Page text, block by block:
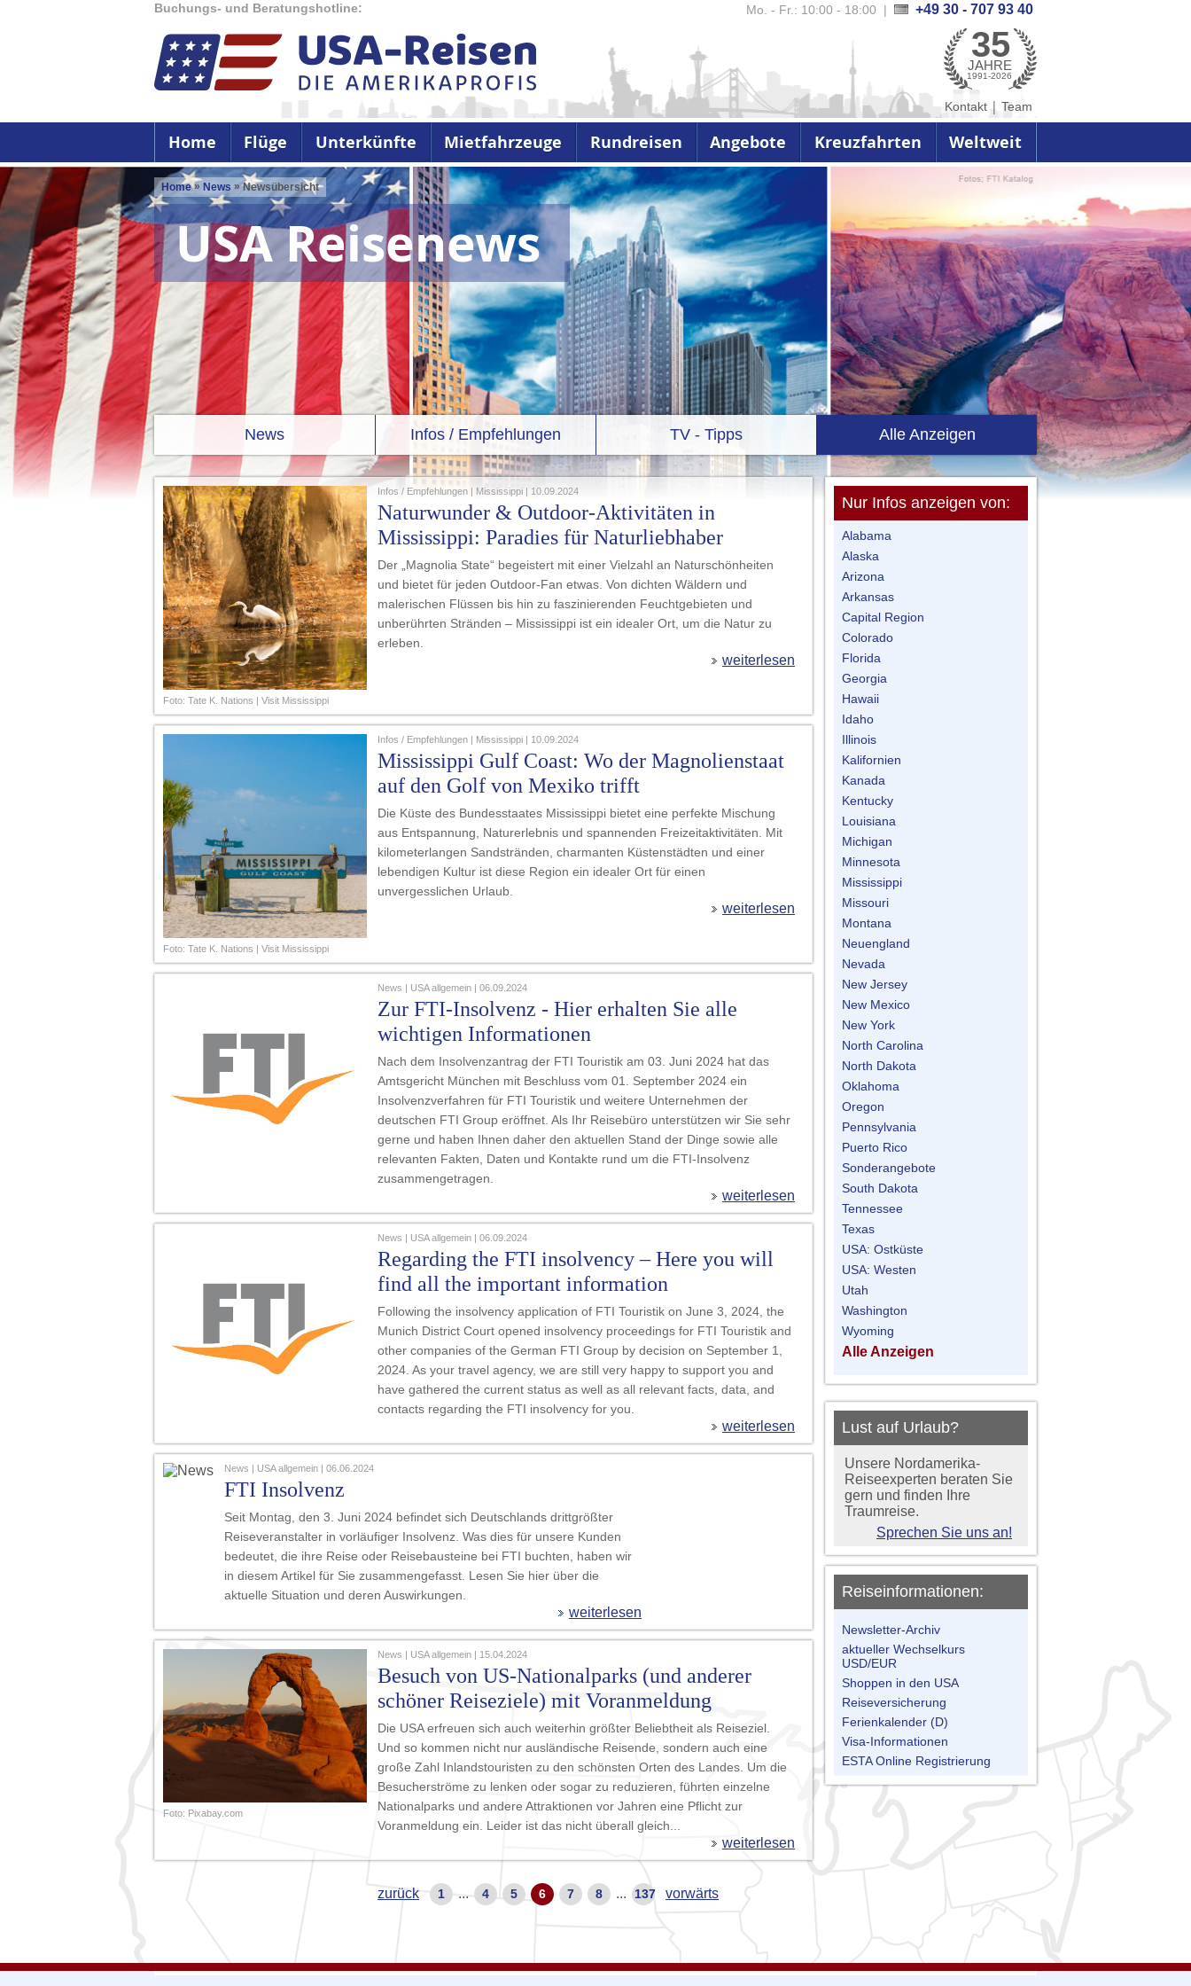
Buchungs- und Beratungshotline: Mo. - Fr.: 10:00 - 18:00 | +49 30 - 707 93 40
35
JAHRE
1991-2026
Kontakt | Team
Home Flüge Unterkünfte Mietfahrzeuge Rundreisen Angebote Kreuzfahrten Weltweit
USA Reisenews
Home » News »Newsübersicht
News Infos / Empfehlungen TV - Tipps Alle Anzeigen
Foto: Tate K. Nations | Visit Mississippi
Infos / Empfehlungen | Mississippi | 10.09.2024
Naturwunder & Outdoor-Aktivitäten in
Mississippi: Paradies für Naturliebhaber
Der „Magnolia State“ begeistert mit einer Vielzahl an Naturschönheiten
und bietet für jeden Outdoor-Fan etwas. Von dichten Wäldern und
malerischen Flüssen bis hin zu faszinierenden Feuchtgebieten und
unberührten Stränden – Mississippi ist ein idealer Ort, um die Natur zu
erleben.
weiterlesen
Foto: Tate K. Nations | Visit Mississippi
Infos / Empfehlungen | Mississippi | 10.09.2024
Mississippi Gulf Coast: Wo der Magnolienstaat
auf den Golf von Mexiko trifft
Die Küste des Bundesstaates Mississippi bietet eine perfekte Mischung
aus Entspannung, Naturerlebnis und spannenden Freizeitaktivitäten. Mit
kilometerlangen Sandstränden, charmanten Küstenstädten und einer
lebendigen Kultur ist diese Region ein idealer Ort für einen
unvergesslichen Urlaub.
weiterlesen
News | USA allgemein | 06.09.2024
Zur FTI-Insolvenz - Hier erhalten Sie alle
wichtigen Informationen
Nach dem Insolvenzantrag der FTI Touristik am 03. Juni 2024 hat das
Amtsgericht München mit Beschluss vom 01. September 2024 ein
Insolvenzverfahren für FTI Touristik und weitere Unternehmen der
deutschen FTI Group eröffnet. Als Ihr Reisebüro unterstützen wir Sie sehr
gerne und haben Ihnen daher den aktuellen Stand der Dinge sowie alle
relevanten Fakten, Daten und Kontakte rund um die FTI-Insolvenz
zusammengetragen.
weiterlesen
News | USA allgemein | 06.09.2024
Regarding the FTI insolvency – Here you will
find all the important information
Following the insolvency application of FTI Touristik on June 3, 2024, the
Munich District Court opened insolvency proceedings for FTI Touristik and
other companies of the German FTI Group by decision on September 1,
2024. As your travel agency, we are still very happy to support you and
have gathered the current status as well as all relevant facts, data, and
contacts regarding the FTI insolvency for you.
weiterlesen
News | USA allgemein | 06.06.2024
FTI Insolvenz
Seit Montag, den 3. Juni 2024 befindet sich Deutschlands drittgrößter
Reiseveranstalter in vorläufiger Insolvenz. Was dies für unsere Kunden
bedeutet, die ihre Reise oder Reisebausteine bei FTI buchten, haben wir
in diesem Artikel für Sie zusammengefasst. Lesen Sie hier über die
aktuelle Situation und deren Auswirkungen.
weiterlesen
Foto: Pixabay.com
News | USA allgemein | 15.04.2024
Besuch von US-Nationalparks (und anderer
schöner Reiseziele) mit Voranmeldung
Die USA erfreuen sich auch weiterhin größter Beliebtheit als Reiseziel.
Und so kommen nicht nur ausländische Reisende, sondern auch eine
große Zahl Inlandstouristen zu den schönsten Orten des Landes. Um die
Besucherströme zu lenken oder sogar zu reduzieren, führten einzelne
Nationalparks und andere Attraktionen vor Jahren eine Pflicht zur
Voranmeldung ein. Leider ist das nicht überall gleich...
weiterlesen
Nur Infos anzeigen von:
Alabama
Alaska
Arizona
Arkansas
Capital Region
Colorado
Florida
Georgia
Hawaii
Idaho
Illinois
Kalifornien
Kanada
Kentucky
Louisiana
Michigan
Minnesota
Mississippi
Missouri
Montana
Neuengland
Nevada
New Jersey
New Mexico
New York
North Carolina
North Dakota
Oklahoma
Oregon
Pennsylvania
Puerto Rico
Sonderangebote
South Dakota
Tennessee
Texas
USA: Ostküste
USA: Westen
Utah
Washington
Wyoming
Alle Anzeigen
Lust auf Urlaub?
Unsere Nordamerika-
Reiseexperten beraten Sie
gern und finden Ihre
Traumreise.
Sprechen Sie uns an!
Reiseinformationen:
Newsletter-Archiv
aktueller Wechselkurs
USD/EUR
Shoppen in den USA
Reiseversicherung
Ferienkalender (D)
Visa-Informationen
ESTA Online Registrierung
zurück 1 ... 4 5 6 7 8 ... 137 vorwärts